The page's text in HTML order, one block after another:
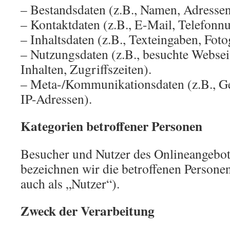
– Bestandsdaten (z.B., Namen,
– Kontaktdaten (z.B., E-Mail,
– Inhaltsdaten (z.B., Texteingaben,
– Nutzungsdaten (z.B., besuchte
Inhalten, Zugriffszeiten).
– Meta-/Kommunikationsdaten (z.B.,
IP-Adressen).
Kategorien betroffener Personen
Besucher und Nutzer des
bezeichnen wir die betroffenen
auch als „Nutzer“).
Zweck der Verarbeitung